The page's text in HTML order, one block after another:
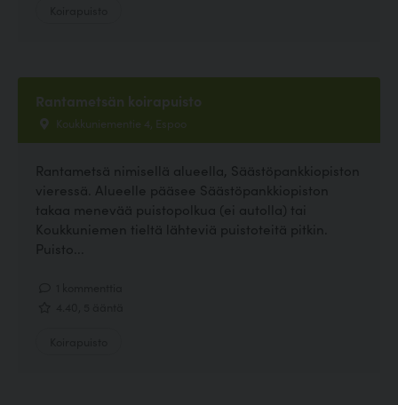
Rantametsän koirapuisto
Koukkuniementie 4, Espoo
Rantametsä nimisellä alueella, Säästöpankkiopiston
vieressä. Alueelle pääsee Säästöpankkiopiston
takaa menevää puistopolkua (ei autolla) tai
Koukkuniemen tieltä lähteviä puistoteitä pitkin.
Puisto...